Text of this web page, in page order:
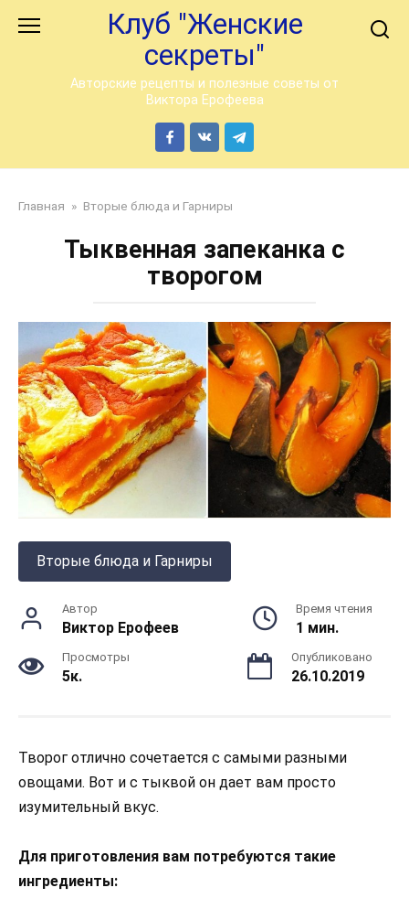
Клуб "Женские
секреты"
Авторские рецепты и полезные советы от
Виктора Ерофеева
Главная » Вторые блюда и Гарниры
Тыквенная запеканка с
творогом
Вторые блюда и Гарниры
Автор
Виктор Ерофеев
Время чтения
1 мин.
Просмотры
5к.
Опубликовано
26.10.2019
Творог отлично сочетается с самыми разными
овощами. Вот и с тыквой он дает вам просто
изумительный вкус.
Для приготовления вам потребуются такие
ингредиенты: